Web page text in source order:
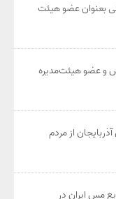
بعنوان عضو هیئت‌
و عضو هیئت‌مدیره
از مردم
مس ایران در